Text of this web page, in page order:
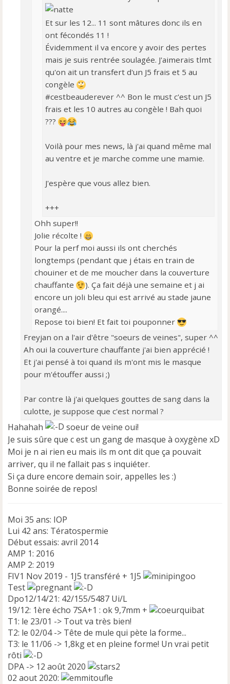
Et sur les 12... 11 sont mâtures donc ils en
ont fécondés 11 !
Évidemment il va encore y avoir des pertes
mais je suis rentrée soulagée. J'aimerais tlmt
qu'on ait un transfert d'un J5 frais et 5 au
congèle
#cestbeauderever ^^ Bon le must c'est un J5
frais et les 10 autres au congèle ! Bah quoi
???
Voilà pour mes news, là j'ai quand même mal
au ventre et je marche comme une mamie.
J'espère que vous allez bien.
+++
Ohh super!!
Jolie récolte !
Pour la perf moi aussi ils ont cherchés
longtemps (pendant que j étais en train de
chouiner et de me moucher dans la couverture
chauffante
). Ça fait déjà une semaine et j ai
encore un joli bleu qui est arrivé au stade jaune
orangé....
Repose toi bien! Et fait toi pouponner
Freyjan on a l'air d'être "soeurs de veines", super ^^
Ah oui la couverture chauffante j'ai bien apprécié !
Et j'ai pensé à toi quand ils m'ont mis le masque
pour m'étouffer aussi ;)
Par contre là j'ai quelques gouttes de sang dans la
culotte, je suppose que c'est normal ?
Hahahah
soeur de veine oui!
Je suis sûre que c est un gang de masque à oxygène xD
Moi je n ai rien eu mais ils m ont dit que ça pouvait
arriver, qu il ne fallait pas s inquiéter.
Si ça dure encore demain soir, appelles les :)
Bonne soirée de repos!
Moi 35 ans: IOP
Lui 42 ans: Tératospermie
Début essais: avril 2014
AMP 1: 2016
AMP 2: 2019
FIV1 Nov 2019 - 1J5 transféré + 1J5
Test
Dpo12/14/21: 42/155/5487 Ui/L
19/12: 1ère écho 7SA+1 : ok 9,7mm +
T1: le 23/01 -> Tout va très bien!
T2: le 02/04 -> Tête de mule qui pète la forme...
T3: le 11/06 -> 1,8kg et en pleine forme! Un vrai petit
rôti
DPA -> 12 août 2020
02 aout 2020: